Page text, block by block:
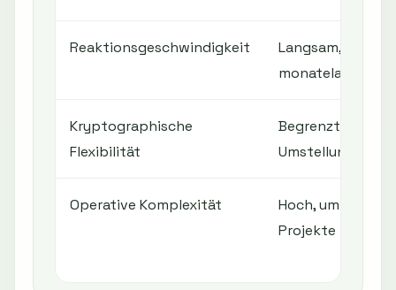
Reaktionsgeschwindigkeit
Langsam,
monatelang
Kryptographische
Flexibilität
Begrenzt,
Umstellungen
Operative Komplexität
Hoch,
Projekte